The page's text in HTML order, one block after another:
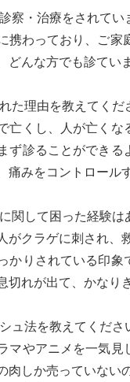
察・治療をされてい
携わっており、ご
んな方でも診てい
理由を教えてくだ
亡くし、人が亡く
ず診ることができ
痛みをコントロール
関して困った経験は
がクラゲに刺され
かりされている印
切れが出て、かなり
法を教えてくださ
マやアニメを一気
肉しか売っていない